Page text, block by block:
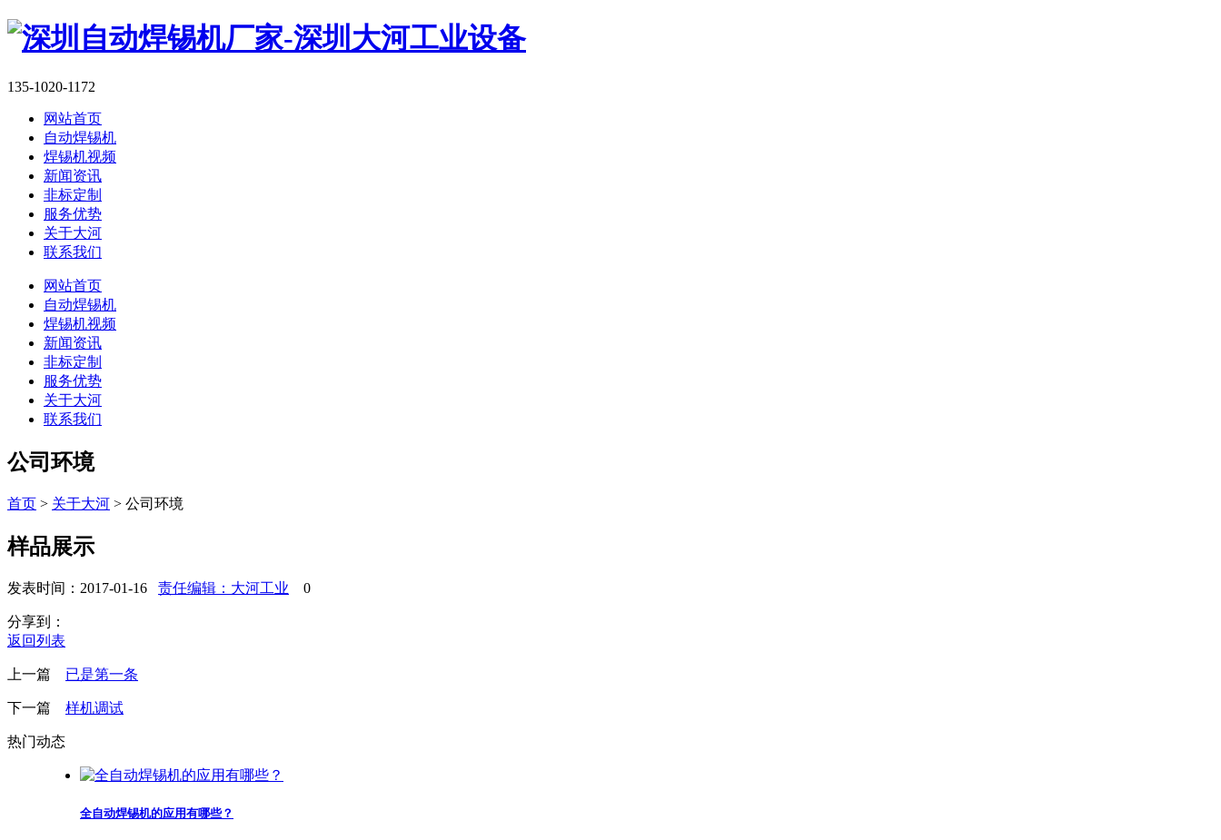
135-1020-1172
网站首页
自动焊锡机
焊锡机视频
新闻资讯
非标定制
服务优势
关于大河
联系我们
网站首页
自动焊锡机
焊锡机视频
新闻资讯
非标定制
服务优势
关于大河
联系我们
公司环境
首页 > 关于大河 > 公司环境
样品展示
发表时间：2017-01-16 责任编辑：大河工业 0
分享到：
返回列表
上一篇 已是第一条
下一篇 样机调试
热门动态
全自动焊锡机的应用有哪些？